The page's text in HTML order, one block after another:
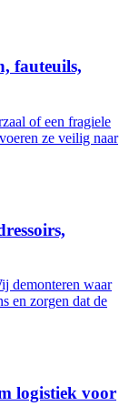
fauteuils,
of een fragiele
ze veilig naar
demonteren waar
en zorgen dat de
logistiek voor